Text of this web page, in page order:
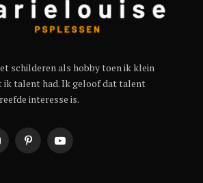
schilderen als hobby toen ik klein
ik talent had. Ik geloof dat talent
interesse is.
PinterestYouTube